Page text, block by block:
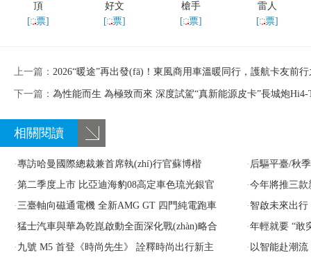
頂
[
票]
好文
[
票]
槍手
[
票]
雷人
[
票]
上一篇： 2026“暖途”再出發(fā)！東風商用車溫暖同行，護航卡友前
下一篇： 為性能而生 為極致而來 深度試駕“真新能源皮卡”長城炮Hi4-
相關閱讀
·專訪哈曼國際總裁兼首席執(zhí)行官蘇博楷
從“供應”到“共創(chuàng)”，哈曼的戰(zhàn)略
· 后驅平臺/秋
畫面
·第二季度上市 比亞迪海豹08高定車色琉光銀官
圖
·今年將推三
(zhàn)略合作
·三臺軸向磁通電機 全新AMG GT 四門純電跑車 · 智啟未來出
(chuàng)新科
·猛士汽車與華為乾崑啟動全面深化戰(zhàn)略合
作2.0，攜手攻堅智能越野新高峰
·年輕就要 “敢
定義潮流出行
· 九號 M5 首登《時尚先生》 詮釋時尚出行新主
· 以智能赴潮流